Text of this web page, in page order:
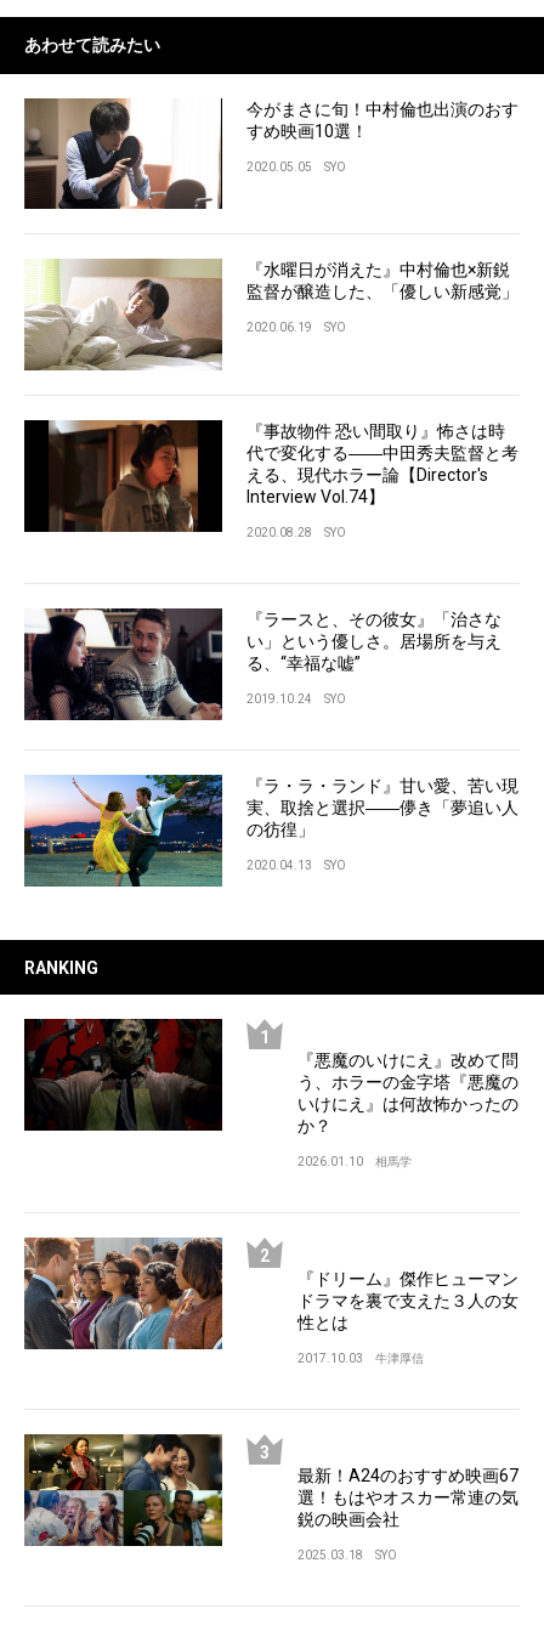
あわせて読みたい
今がまさに旬！中村倫也出演のおす
すめ映画10選！
2020.05.05 SYO
『水曜日が消えた』中村倫也×新鋭
監督が醸造した、「優しい新感覚」
2020.06.19 SYO
『事故物件 恐い間取り』怖さは時
代で変化する――中田秀夫監督と考
える、現代ホラー論【Director's
Interview Vol.74】
2020.08.28 SYO
『ラースと、その彼女』「治さな
い」という優しさ。居場所を与え
る、“幸福な嘘”
2019.10.24 SYO
『ラ・ラ・ランド』甘い愛、苦い現
実、取捨と選択――儚き「夢追い人
の彷徨」
2020.04.13 SYO
RANKING
『悪魔のいけにえ』改めて問
う、ホラーの金字塔『悪魔の
いけにえ』は何故怖かったの
か？
2026.01.10 相馬学
『ドリーム』傑作ヒューマン
ドラマを裏で支えた３人の女
性とは
2017.10.03 牛津厚信
最新！A24のおすすめ映画67
選！もはやオスカー常連の気
鋭の映画会社
2025.03.18 SYO